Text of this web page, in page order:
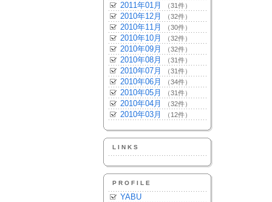
2011年01月 （31件）
2010年12月 （32件）
2010年11月 （30件）
2010年10月 （32件）
2010年09月 （32件）
2010年08月 （31件）
2010年07月 （31件）
2010年06月 （34件）
2010年05月 （31件）
2010年04月 （32件）
2010年03月 （12件）
LINKS
PROFILE
YABU